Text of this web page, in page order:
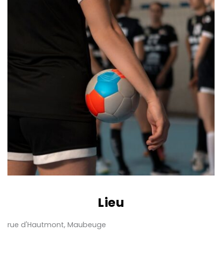
Lieu
rue d'Hautmont, Maubeuge